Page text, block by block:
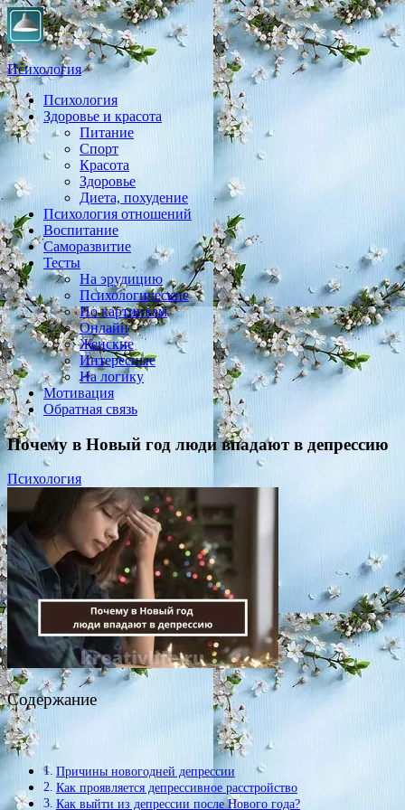
Психология
Практическая психология, личностный рост, экология,
Психология
Здоровье и красота
Питание
Спорт
Красота
Здоровье
Диета, похудение
Психология отношений
Воспитание
Саморазвитие
Тесты
На эрудицию
Психологические
По картинкам
Онлайн
Женские
Интересные
На логику
Мотивация
Обратная связь
Почему в Новый год люди впадают в депрессию
Психология
Содержание
Причины новогодней депрессии
Как проявляется депрессивное расстройство
Как выйти из депрессии после Нового года?